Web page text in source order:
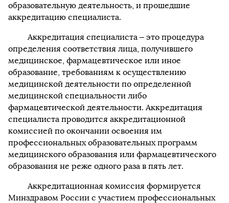
образовательную деятельность, и прошедшие
аккредитацию специалиста.
Аккредитация специалиста – это процедура
определения соответствия лица, получившего
медицинское, фармацевтическое или иное
образование, требованиям к осуществлению
медицинской деятельности по определенной
медицинской специальности либо
фармацевтической деятельности. Аккредитация
специалиста проводится аккредитационной
комиссией по окончании освоения им
профессиональных образовательных программ
медицинского образования или фармацевтического
образования не реже одного раза в пять лет.
Аккредитационная комиссия формируется
Минздравом России с участием профессиональных